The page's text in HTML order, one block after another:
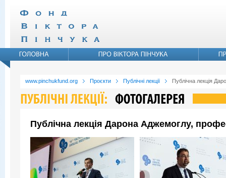
www.pinchukfund.org Проєкти Публічні лекції Публічна лекція
Публічна лекція Дарона Аджемоглу,